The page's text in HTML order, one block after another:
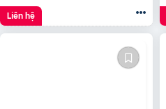
Liên hệ